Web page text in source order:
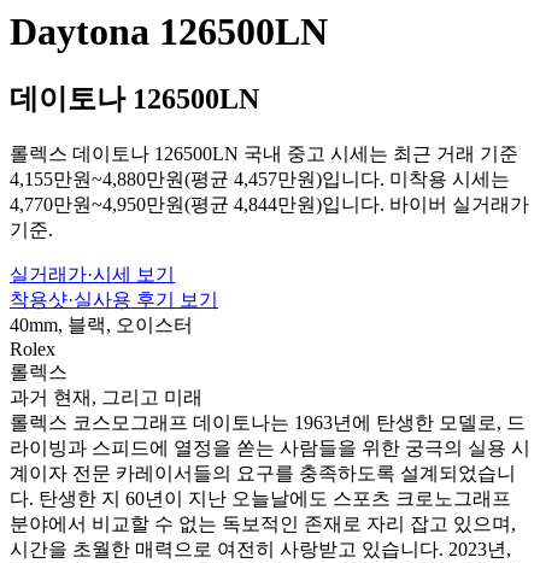
Daytona 126500LN
데이토나 126500LN
롤렉스 데이토나 126500LN 국내 중고 시세는 최근 거래 기준
4,155만원~4,880만원(평균 4,457만원)입니다. 미착용 시세는
4,770만원~4,950만원(평균 4,844만원)입니다. 바이버 실거래가
기준.
실거래가·시세 보기
착용샷·실사용 후기 보기
40mm, 블랙, 오이스터
Rolex
롤렉스
과거 현재, 그리고 미래
롤렉스 코스모그래프 데이토나는 1963년에 탄생한 모델로, 드
라이빙과 스피드에 열정을 쏟는 사람들을 위한 궁극의 실용 시
계이자 전문 카레이서들의 요구를 충족하도록 설계되었습니
다. 탄생한 지 60년이 지난 오늘날에도 스포츠 크로노그래프
분야에서 비교할 수 없는 독보적인 존재로 자리 잡고 있으며,
시간을 초월한 매력으로 여전히 사랑받고 있습니다. 2023년,